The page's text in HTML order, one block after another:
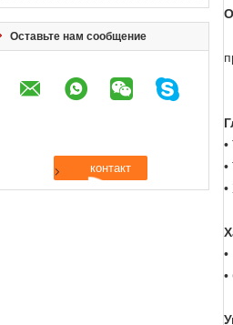
Оставьте нам сообщение
•